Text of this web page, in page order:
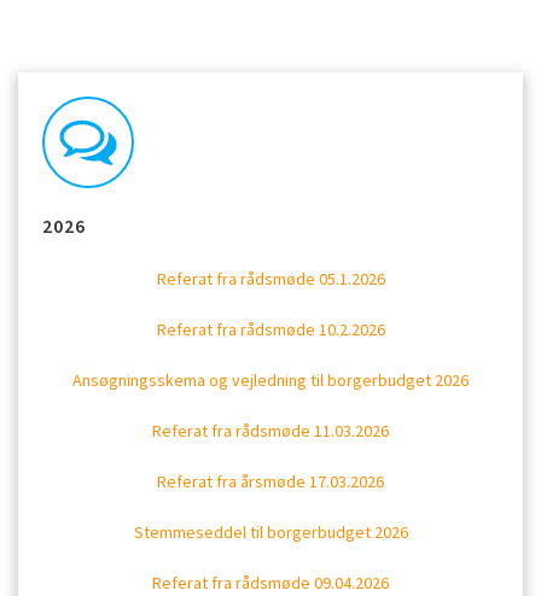
2026
Referat fra rådsmøde 05.1.2026
Referat fra rådsmøde 10.2.2026
Ansøgningsskema og vejledning til borgerbudget 2026
Referat fra rådsmøde 11.03.2026
Referat fra årsmøde 17.03.2026
Stemmeseddel til borgerbudget 2026
Referat fra rådsmøde 09.04.2026